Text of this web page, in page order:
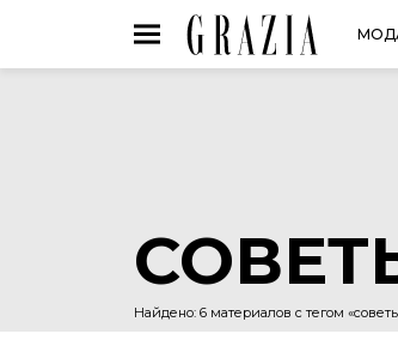
Найдено: 6 материалов с тегом